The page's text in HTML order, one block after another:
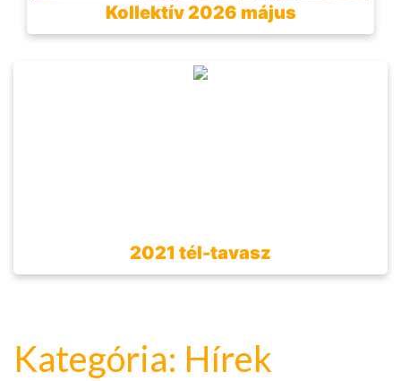
Kollektív 2026 május
2021 tél-tavasz
Kategória: Hírek